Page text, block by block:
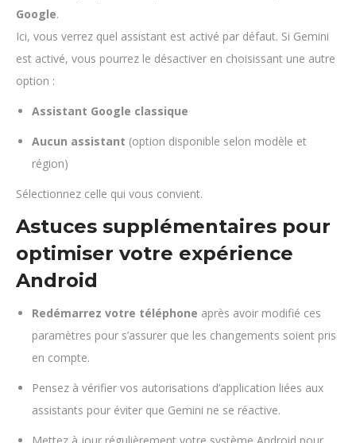
Google.
Ici, vous verrez quel assistant est activé par défaut. Si Gemini
est activé, vous pourrez le désactiver en choisissant une autre
option :
Assistant Google classique
Aucun assistant (option disponible selon modèle et
région)
Sélectionnez celle qui vous convient.
Astuces supplémentaires pour
optimiser votre expérience
Android
Redémarrez votre téléphone après avoir modifié ces
paramètres pour s’assurer que les changements soient pris
en compte.
Pensez à vérifier vos autorisations d’application liées aux
assistants pour éviter que Gemini ne se réactive.